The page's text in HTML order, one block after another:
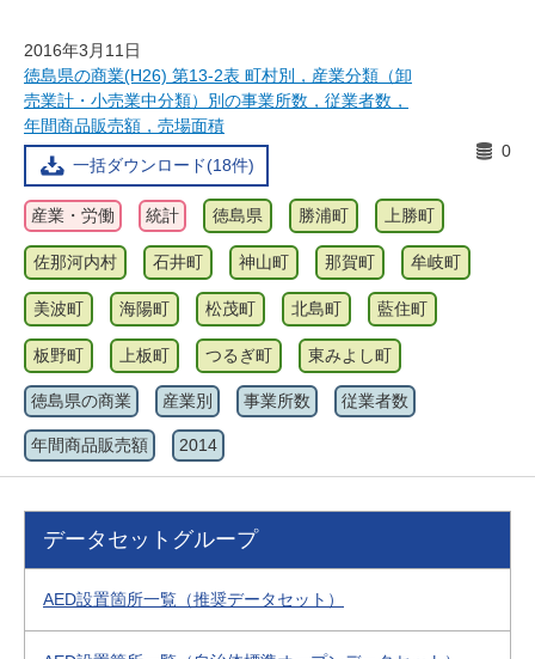
2016年3月11日
徳島県の商業(H26) 第13-2表 町村別，産業分類（卸
売業計・小売業中分類）別の事業所数，従業者数，
年間商品販売額，売場面積
一括ダウンロード(18件)
0
産業・労働 統計 徳島県 勝浦町 上勝町
佐那河内村 石井町 神山町 那賀町 牟岐町
美波町 海陽町 松茂町 北島町 藍住町
板野町 上板町 つるぎ町 東みよし町
徳島県の商業 産業別 事業所数 従業者数
年間商品販売額 2014
データセットグループ
AED設置箇所一覧（推奨データセット）